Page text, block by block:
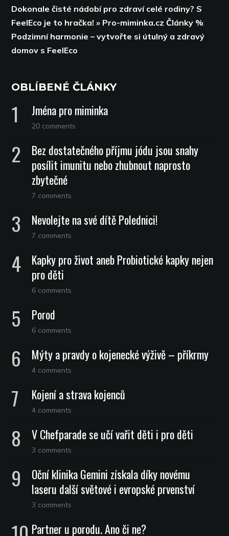
Dokonale čisté nádobí pro zdraví celé rodiny? S
FeelEco je to hračka! » Pro-miminka.cz Články %:
Podzimní harmonie – vytvořte si útulný a zdravý
domov s FeelEco
OBLÍBENÉ ČLÁNKY
Jména pro miminka
20 comments
Bez dostatečného příjmu jódu jsou snahy
posílit imunitu nebo zhubnout naprosto
zbytečné
7 comments
Nevolejte na své dítě Polednici!
7 comments
Kapky pro život aneb Probiotické kapky nejen
pro děti
6 comments
Porod
6 comments
Mýty a pravdy o kojenecké výživě – příkrmy
4 comments
Kojení a strava kojenců
4 comments
V Chefparade se učí vařit děti i pro děti
3 comments
Oční klinika Gemini získala díky novému
laseru další světové i evropské prvenství
3 comments
Partner u porodu. Ano či ne?